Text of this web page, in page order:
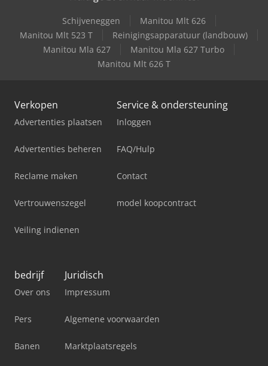
Schijveneggen
Manitou Mlt 626
Manitou Mlt 523 T
Reinigingsapparatuur (landbouw)
Manitou Mla 627
Manitou Mla 627 Turbo
Manitou Mlt 626 T
Verkopen
Advertenties plaatsen
Advertenties beheren
Reclame maken
Vertrouwenszegel
Veiling indienen
Service & ondersteuning
Inloggen
FAQ/Hulp
Contact
model koopcontract
bedrijf
Over ons
Pers
Banen
Juridisch
Impressum
Algemene voorwaarden
Marktplaatsregels